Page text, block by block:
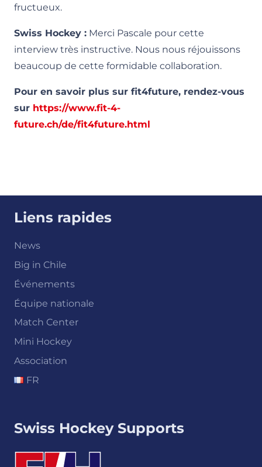
fructueux.
Swiss Hockey : Merci Pascale pour cette
interview très instructive. Nous nous réjouissons
beaucoup de cette formidable collaboration.
Pour en savoir plus sur fit4future, rendez-vous
sur https://www.fit-4-
future.ch/de/fit4future.html
Liens rapides
News
Big in Chile
Événements
Équipe nationale
Match Center
Mini Hockey
Association
FR
Swiss Hockey Supports